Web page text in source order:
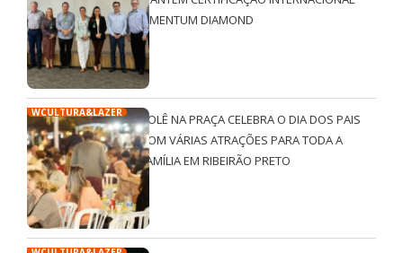
QMENTUM DIAMOND
WCULTURA&LAZER
ROLÊ NA PRAÇA CELEBRA O DIA DOS PAIS
COM VÁRIAS ATRAÇÕES PARA TODA A
FAMÍLIA EM RIBEIRÃO PRETO